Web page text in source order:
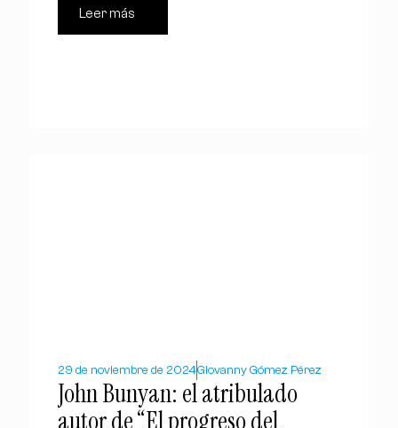
Leer más
29 de noviembre de 2024Giovanny Gómez Pérez
John Bunyan: el atribulado
autor de “El progreso del